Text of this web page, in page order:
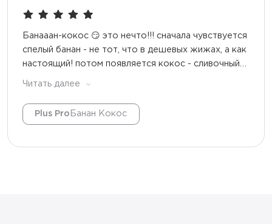
Банааан-кокос 😏 это нечто!!! сначала чувствуется
спелый банан - не тот, что в дешевых жижах, а как
настоящий! потом появляется кокос - сливочный
часто) вкус стабильный до конца, только
последние 100 тяг чуть слабее. Батарея — монстр,
пожелтел у мундштука (но я его постоянно собой
Читать далее
Plus Pro Банан Кокос